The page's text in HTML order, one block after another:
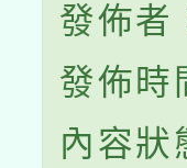
發佈者
發佈
內容狀